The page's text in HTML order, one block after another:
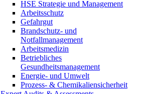
HSE Strategie und Management
Arbeitsschutz
Gefahrgut
Brandschutz- und
Notfallmanagement
Arbeitsmedizin
Betriebliches
Gesundheitsmanagement
Energie- und Umwelt
Prozess- & Chemikaliensicherheit